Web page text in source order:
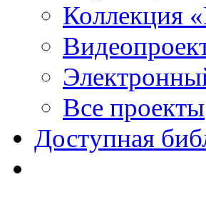
Коллекция
Все проекты
Доступная